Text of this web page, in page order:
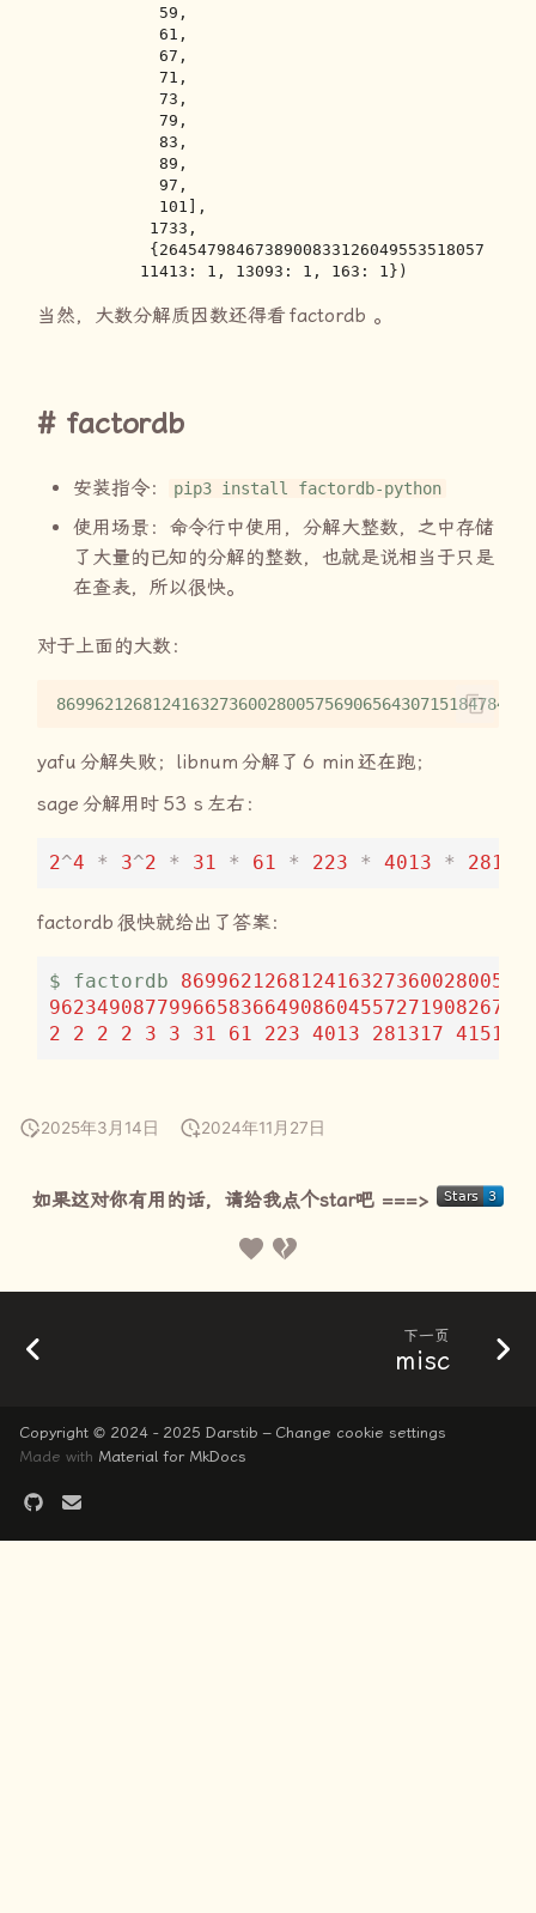
11413: 1, 13093: 1, 163: 1})
当然，大数分解质因数还得看factordb 。
factordb
安装指令： pip3 install factordb-python
使用场景：命令行中使用，分解大整数，之中存储
了大量的已知的分解的整数，也就是说相当于只是
在查表，所以很快。
对于上面的大数：
yafu 分解失败； libnum 分解了 6 min 还在跑；
sage 分解用时 53 s 左右：
2^4 * 3^2 * 31 * 61 * 223 * 4013 *
factordb 很快就给出了答案：
$ factordb
2
2 2 2 3 3 31 61 223 4013 281317
2025年3月14日 2024年11月27日
如果这对你有用的话，请给我点个star吧 ===>
下一页
misc
Copyright © 2024 - 2025 Darstib – Change cookie settings
Made with Material for MkDocs